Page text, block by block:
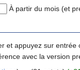
À partir du mois (et
et appuyez sur entrée
avec la version